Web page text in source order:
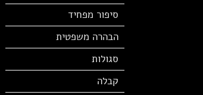
סיפור מפחיד
הבהרה משפטית
סגולות
קבלה